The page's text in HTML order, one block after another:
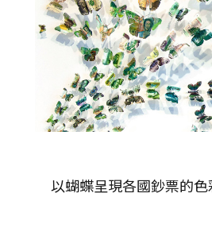
以蝴蝶呈現各國鈔票的色